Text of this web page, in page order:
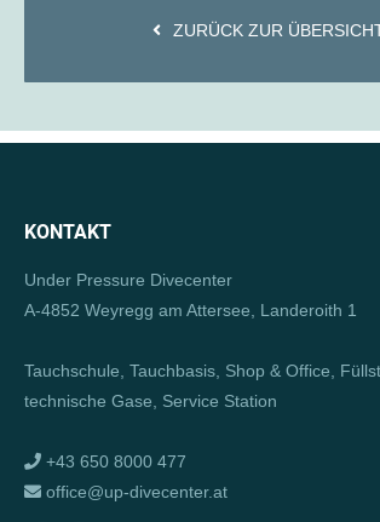
ZURÜCK ZUR
KONTAKT
Under Pressure Divecenter
A-4852 Weyregg am Attersee, Landeroith 1
Tauchschule, Tauchbasis, Shop & Office,
technische Gase, Service Station
+43 650 8000 477
office@up-divecenter.at